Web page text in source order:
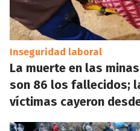
Inseguridad laboral
La muerte en las
son 86 los fallecidos;
víctimas cayeron